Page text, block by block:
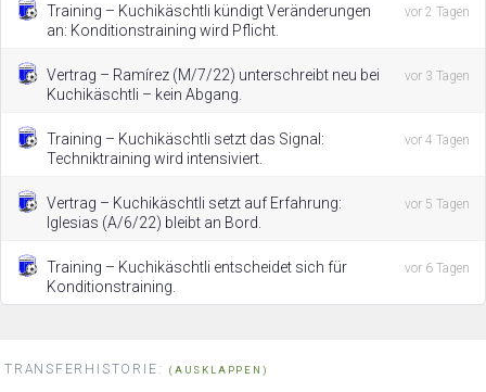
Training – Kuchikäschtli kündigt Veränderungen
an: Konditionstraining wird Pflicht.
vor 2 Tagen
Vertrag – Ramírez (M/7/22) unterschreibt neu bei
Kuchikäschtli – kein Abgang.
vor 3 Tagen
Training – Kuchikäschtli setzt das Signal:
Techniktraining wird intensiviert.
vor 4 Tagen
Vertrag – Kuchikäschtli setzt auf Erfahrung:
Iglesias (A/6/22) bleibt an Bord.
vor 5 Tagen
Training – Kuchikäschtli entscheidet sich für
Konditionstraining.
vor 6 Tagen
TRANSFERHISTORIE: (AUSKLAPPEN)